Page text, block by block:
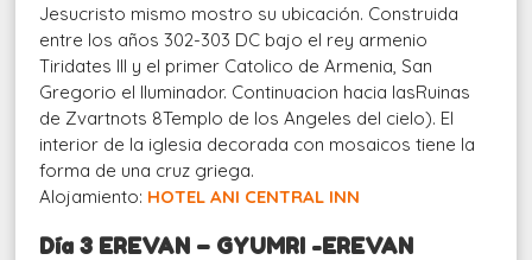
Jesucristo mismo mostro su ubicación. Construida
entre los años 302-303 DC bajo el rey armenio
Tiridates III y el primer Catolico de Armenia, San
Gregorio el Iluminador. Continuacion hacia lasRuinas
de Zvartnots 8Templo de los Angeles del cielo). El
interior de la iglesia decorada con mosaicos tiene la
forma de una cruz griega.
Alojamiento: HOTEL ANI CENTRAL INN
Día 3 EREVAN – GYUMRI -EREVAN